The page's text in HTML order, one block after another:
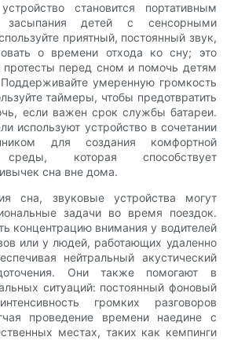
становится портативным
детей с сенсорными
приятный, постоянный звук,
о времени отхода ко сну; это
перед сном и помочь детям
умеренную громкость
таймеры, чтобы предотвратить
если важен срок службы батареи.
используют устройство в сочетании
для создания комфортной
среды, которая способствует
сна вне дома.
сна, звуковые устройства могут
задачи во время поездок.
концентрацию внимания у водителей
или у людей, работающих удаленно
нейтральный акустический
Они также помогают в
ситуаций: постоянный фоновый
громких разговоров
проведение времени наедине с
местах, таких как кемпинги